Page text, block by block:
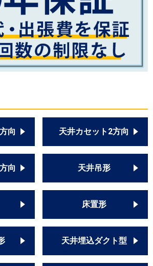
向 天井カセット2方向
向 天井吊形
床置形
天井埋込ダクト型